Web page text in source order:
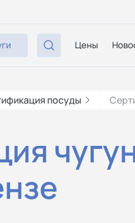
Цены
посуды